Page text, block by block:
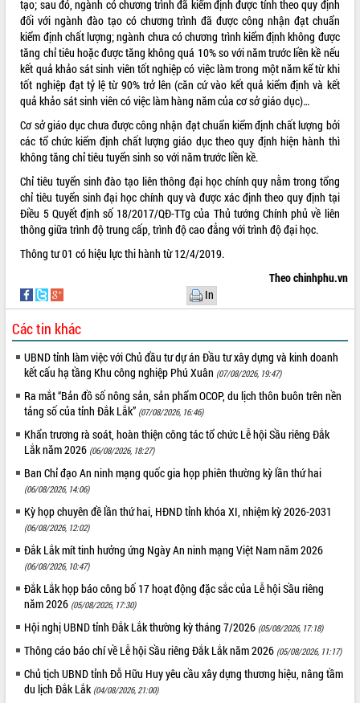
LIÊN KẾT WEB
THỐNG KÊ TRUY CẬP
Hôm nay: 748
Tất cả: 66046071
tạo; sau đó, ngành có chương trình đã kiểm định được tính theo quy định
đối với ngành đào tạo có chương trình đã được công nhận đạt chuẩn
kiểm định chất lượng; ngành chưa có chương trình kiểm định không được
tăng chỉ tiêu hoặc được tăng không quá 10% so với năm trước liền kề nếu
kết quả khảo sát sinh viên tốt nghiệp có việc làm trong một năm kể từ khi
tốt nghiệp đạt tỷ lệ từ 90% trở lên (căn cứ vào kết quả kiểm định và kết
quả khảo sát sinh viên có việc làm hàng năm của cơ sở giáo dục)…
Cơ sở giáo dục chưa được công nhận đạt chuẩn kiểm định chất lượng bởi
các tổ chức kiểm định chất lượng giáo dục theo quy định hiện hành thì
không tăng chỉ tiêu tuyển sinh so với năm trước liền kề.
Chỉ tiêu tuyển sinh đào tạo liên thông đại học chính quy nằm trong tổng
chỉ tiêu tuyển sinh đại học chính quy và được xác định theo quy định tại
Điều 5 Quyết định số 18/2017/QĐ-TTg của Thủ tướng Chính phủ về liên
thông giữa trình độ trung cấp, trình độ cao đẳng với trình độ đại học.
Thông tư 01 có hiệu lực thi hành từ 12/4/2019.
Theo chinhphu.vn
In
Các tin khác
UBND tỉnh làm việc với Chủ đầu tư dự án Đầu tư xây dựng và kinh doanh
kết cấu hạ tầng Khu công nghiệp Phú Xuân (07/08/2026, 19:47)
Ra mắt “Bản đồ số nông sản, sản phẩm OCOP, du lịch thôn buôn trên nền
tảng số của tỉnh Đắk Lắk” (07/08/2026, 16:46)
Khẩn trương rà soát, hoàn thiện công tác tổ chức Lễ hội Sầu riêng Đắk
Lắk năm 2026 (06/08/2026, 18:27)
Ban Chỉ đạo An ninh mạng quốc gia họp phiên thường kỳ lần thứ hai
(06/08/2026, 14:06)
Kỳ họp chuyên đề lần thứ hai, HĐND tỉnh khóa XI, nhiệm kỳ 2026-2031
(06/08/2026, 12:02)
Đắk Lắk mít tinh hưởng ứng Ngày An ninh mạng Việt Nam năm 2026
(06/08/2026, 10:47)
Đắk Lắk họp báo công bố 17 hoạt động đặc sắc của Lễ hội Sầu riêng
năm 2026 (05/08/2026, 17:30)
Hội nghị UBND tỉnh Đắk Lắk thường kỳ tháng 7/2026 (05/08/2026, 17:18)
Thông cáo báo chí về Lễ hội Sầu riêng Đắk Lắk năm 2026 (05/08/2026, 11:17)
Chủ tịch UBND tỉnh Đỗ Hữu Huy yêu cầu xây dựng thương hiệu, nâng tầm
du lịch Đắk Lắk (04/08/2026, 21:00)